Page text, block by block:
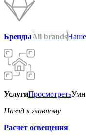
БрендыAll brands
УслугиПросмотреть
Назад к главному
Расчет освещения